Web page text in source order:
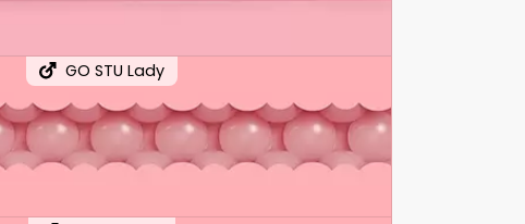
GO STU Lady